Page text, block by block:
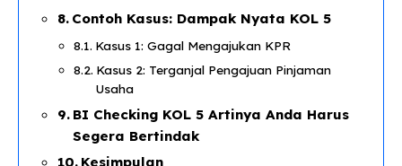
Contoh Kasus: Dampak Nyata KOL 5
Kasus 1: Gagal Mengajukan KPR
Kasus 2: Terganjal Pengajuan Pinjaman
Usaha
BI Checking KOL 5 Artinya Anda Harus
Segera Bertindak
Kesimpulan